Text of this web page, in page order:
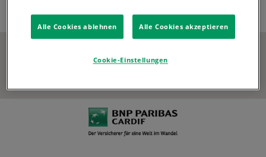
Alle Cookies ablehnen Alle Cookies akzeptieren
Cookie-Einstellungen